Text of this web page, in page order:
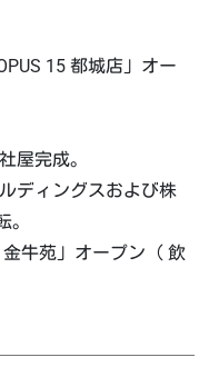
15 都城店」オー
屋完成。
ィングスおよび株
苑」オープン（ 飲